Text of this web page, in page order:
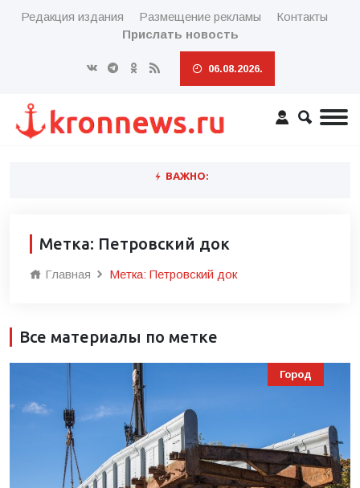
Редакция издания Размещение рекламы
Контакты
Прислать новость
06.08.2026.
ВАЖНО:
Метка: Петровский док
Главная Метка: Петровский док
Все материалы по метке
Город